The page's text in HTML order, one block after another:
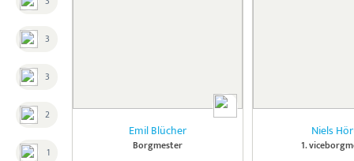
3
3
2
1
Emil Blücher
Borgmester
Niels
1.